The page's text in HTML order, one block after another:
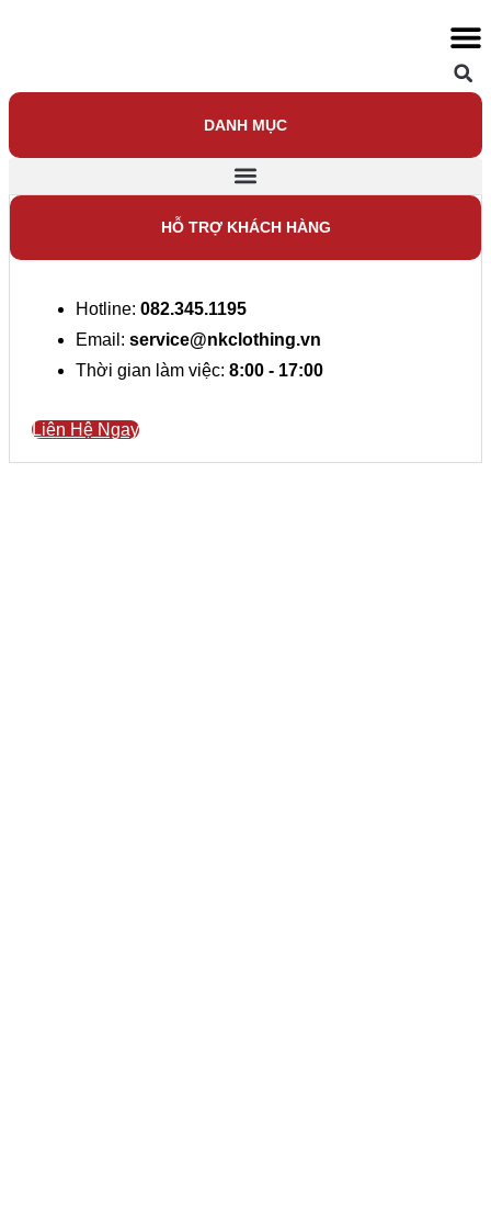
DANH MỤC
HỖ TRỢ KHÁCH HÀNG
Hotline: 082.345.1195
Email: service@nkclothing.vn
Thời gian làm việc: 8:00 - 17:00
Liên Hệ Ngay